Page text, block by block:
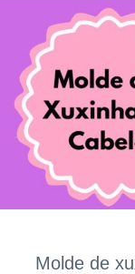
Molde de